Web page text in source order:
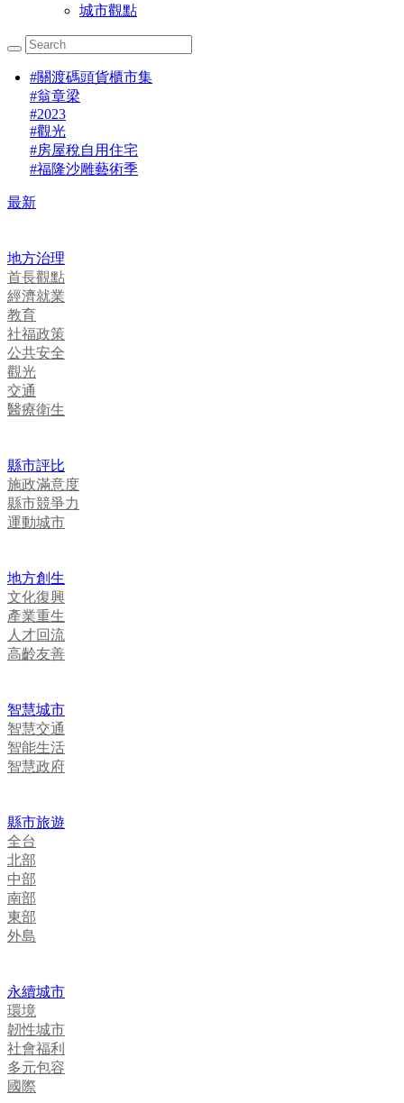
城市觀點
#關渡碼頭貨櫃市集
#翁章梁
#2023
#觀光
#房屋稅自用住宅
#福隆沙雕藝術季
最新
地方治理
首長觀點
經濟就業
教育
社福政策
公共安全
觀光
交通
醫療衛生
縣市評比
施政滿意度
縣市競爭力
運動城市
地方創生
文化復興
產業重生
人才回流
高齡友善
智慧城市
智慧交通
智能生活
智慧政府
縣市旅遊
全台
北部
中部
南部
東部
外島
永續城市
環境
韌性城市
社會福利
多元包容
國際